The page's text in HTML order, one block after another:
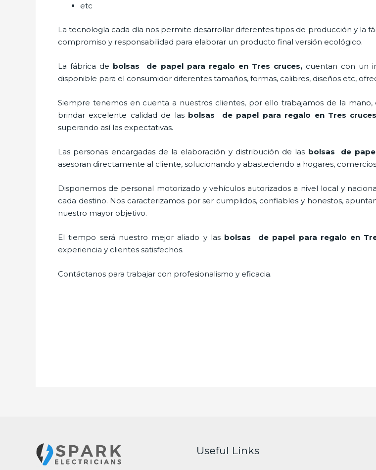
etc
La tecnología cada día nos permite desarrollar diferentes tipos de producción y la
compromiso y responsabilidad para elaborar un producto final versión ecológico.
La fábrica de bolsas de papel para regalo en Tres cruces, cuentan con un
disponible para el consumidor diferentes tamaños, formas, calibres, diseños etc,
Siempre tenemos en cuenta a nuestros clientes, por ello trabajamos de la
brindar excelente calidad de las bolsas de papel para regalo en Tres cruces
superando así las expectativas.
Las personas encargadas de la elaboración y distribución de las bolsas de
asesoran directamente al cliente, solucionando y abasteciendo a hogares,
Disponemos de personal motorizado y vehículos autorizados a nivel local y
cada destino. Nos caracterizamos por ser cumplidos, confiables y honestos,
nuestro mayor objetivo.
El tiempo será nuestro mejor aliado y las bolsas de papel para regalo en
experiencia y clientes satisfechos.
Contáctanos para trabajar con profesionalismo y eficacia.
Useful Links